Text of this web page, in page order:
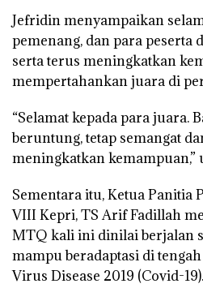
Jefridin menyampaikan
pemenang, dan para peserta
serta terus meningkatkan
mempertahankan juara di
“Selamat kepada para juara.
beruntung, tetap semangat
meningkatkan kemampuan,”
Sementara itu, Ketua Panitia
VIII Kepri, TS Arif Fadillah
MTQ kali ini dinilai berjalan
mampu beradaptasi di
Virus Disease 2019 (Covid-19).